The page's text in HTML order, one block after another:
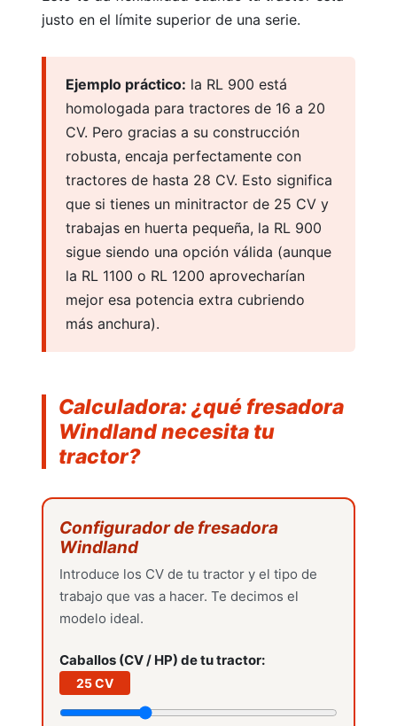
Atomizadores
Cortacésped para tractor
Cajas de transporte
Otros aperos
FORESTAL
justo en el límite superior de una serie.
Ejemplo práctico: la RL 900 está
homologada para tractores de 16 a 20
CV. Pero gracias a su construcción
robusta, encaja perfectamente con
tractores de hasta 28 CV. Esto significa
que si tienes un minitractor de 25 CV y
trabajas en huerta pequeña, la RL 900
sigue siendo una opción válida (aunque
la RL 1100 o RL 1200 aprovecharían
mejor esa potencia extra cubriendo
más anchura).
Calculadora: ¿qué fresadora
Windland necesita tu
tractor?
Configurador de fresadora
Windland
Introduce los CV de tu tractor y el tipo de
trabajo que vas a hacer. Te decimos el
modelo ideal.
Caballos (CV / HP) de tu tractor:
25 CV